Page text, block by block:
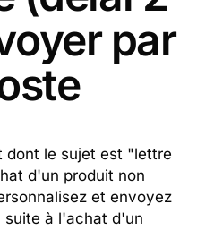
par
dont le sujet est "lettre
d'un produit non
et envoyez
à l'achat d'un